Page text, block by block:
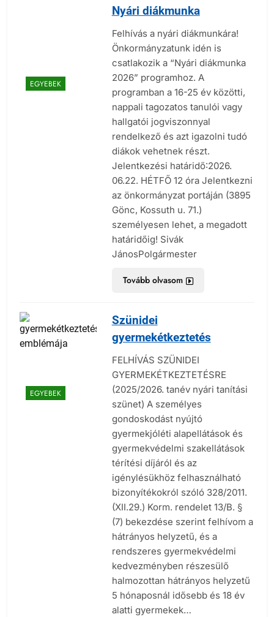
EGYEBEK
Nyári diákmunka
Felhívás a nyári diákmunkára!
Önkormányzatunk idén is
csatlakozik a “Nyári diákmunka
2026” programhoz. A
programban a 16-25 év közötti,
nappali tagozatos tanulói vagy
hallgatói jogviszonnyal
rendelkező és azt igazolni tudó
diákok vehetnek részt.
Jelentkezési határidő:2026.
06.22. HÉTFŐ 12 óra Jelentkezni
az önkormányzat portáján (3895
Gönc, Kossuth u. 71.)
személyesen lehet, a megadott
határidőig! Sivák
JánosPolgármester
Tovább olvasom
EGYEBEK
Szünidei
gyermekétkeztetés
FELHÍVÁS SZÜNIDEI
GYERMEKÉTKEZTETÉSRE
(2025/2026. tanév nyári tanítási
szünet) A személyes
gondoskodást nyújtó
gyermekjóléti alapellátások és
gyermekvédelmi szakellátások
térítési díjáról és az
igénylésükhöz felhasználható
bizonyítékokról szóló 328/2011.
(XII.29.) Korm. rendelet 13/B. §
(7) bekezdése szerint felhívom a
hátrányos helyzetű, és a
rendszeres gyermekvédelmi
kedvezményben részesülő
halmozottan hátrányos helyzetű
5 hónaposnál idősebb és 18 év
alatti gyermekek…